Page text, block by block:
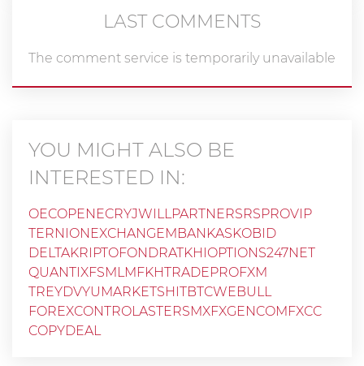
LAST COMMENTS
The comment service is temporarily unavailable
YOU MIGHT ALSO BE
INTERESTED IN:
OECOPENECRYJWILLPARTNERSRSPROVIP
TERNIONEXCHANGEMBANKASKOBID
DELTAKRIPTOFONDRATKHIOPTIONS247NET
QUANTIXFSMLMFKHTRADEPROFXM
TREYDVYUMARKETSHITBTCWEBULL
FOREXCONTROLASTERSMXFXGENCOMFXCC
COPYDEAL